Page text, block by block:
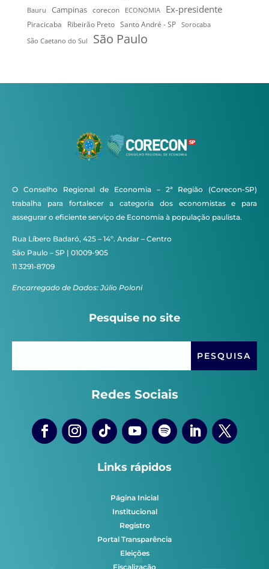
Bauru Campinas corecon ECONOMIA Ex-presidente
Piracicaba Ribeirão Preto Santo André - SP
Sorocaba
São Caetano do Sul
São Paulo
O Conselho Regional de Economia – 2ª Região (Corecon-SP)
trabalha para fortalecer a categoria dos economistas e para
assegurar o eficiente serviço de Economia à população paulista.
Rua Líbero Badaró, 425 – 14º. Andar – Centro
São Paulo – SP | 01009-905
11 3291-8709
Encarregado de Dados: Júlio Poloni
Pesquise no site
Redes Sociais
Links rápidos
Página Inicial
Institucional
Registro
Portal Transparência
Eleições
Fiscalização